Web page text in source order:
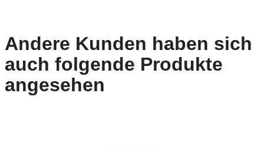
Andere Kunden haben sich
auch folgende Produkte
angesehen